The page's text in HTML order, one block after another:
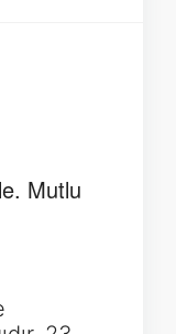
Mutlu